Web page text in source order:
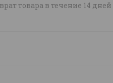
товара в течение 14 дней